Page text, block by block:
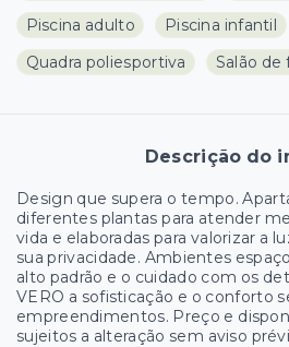
Piscina adulto
Piscina infantil
Quadra poliesportiva
Salão de
Descrição do
Design que supera o tempo.
diferentes plantas para atender
vida e elaboradas para valorizar a
sua privacidade. Ambientes
alto padrão e o cuidado com os
VERO a sofisticação e o conforto
empreendimentos. Preço e
sujeitos a alteração sem aviso